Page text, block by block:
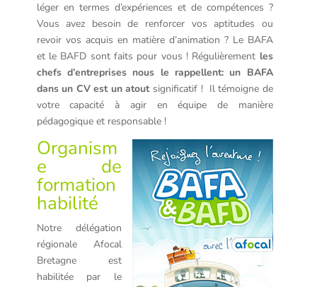
léger en termes d’expériences et de compétences ?
Vous avez besoin de renforcer vos aptitudes ou
revoir vos acquis en matière d’animation ? Le BAFA
et le BAFD sont faits pour vous ! Régulièrement les
chefs d’entreprises nous le rappellent: un BAFA
dans un CV est un atout significatif ! Il témoigne de
votre capacité à agir en équipe de manière
pédagogique et responsable !
Organism
e de
formation
habilité
Notre délégation
régionale Afocal
Bretagne est
habilitée par le